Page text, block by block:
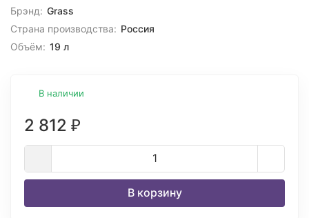
Брэнд: Grass
Страна производства: Россия
Объём: 19 л
В наличии
2 812 ₽
В корзину